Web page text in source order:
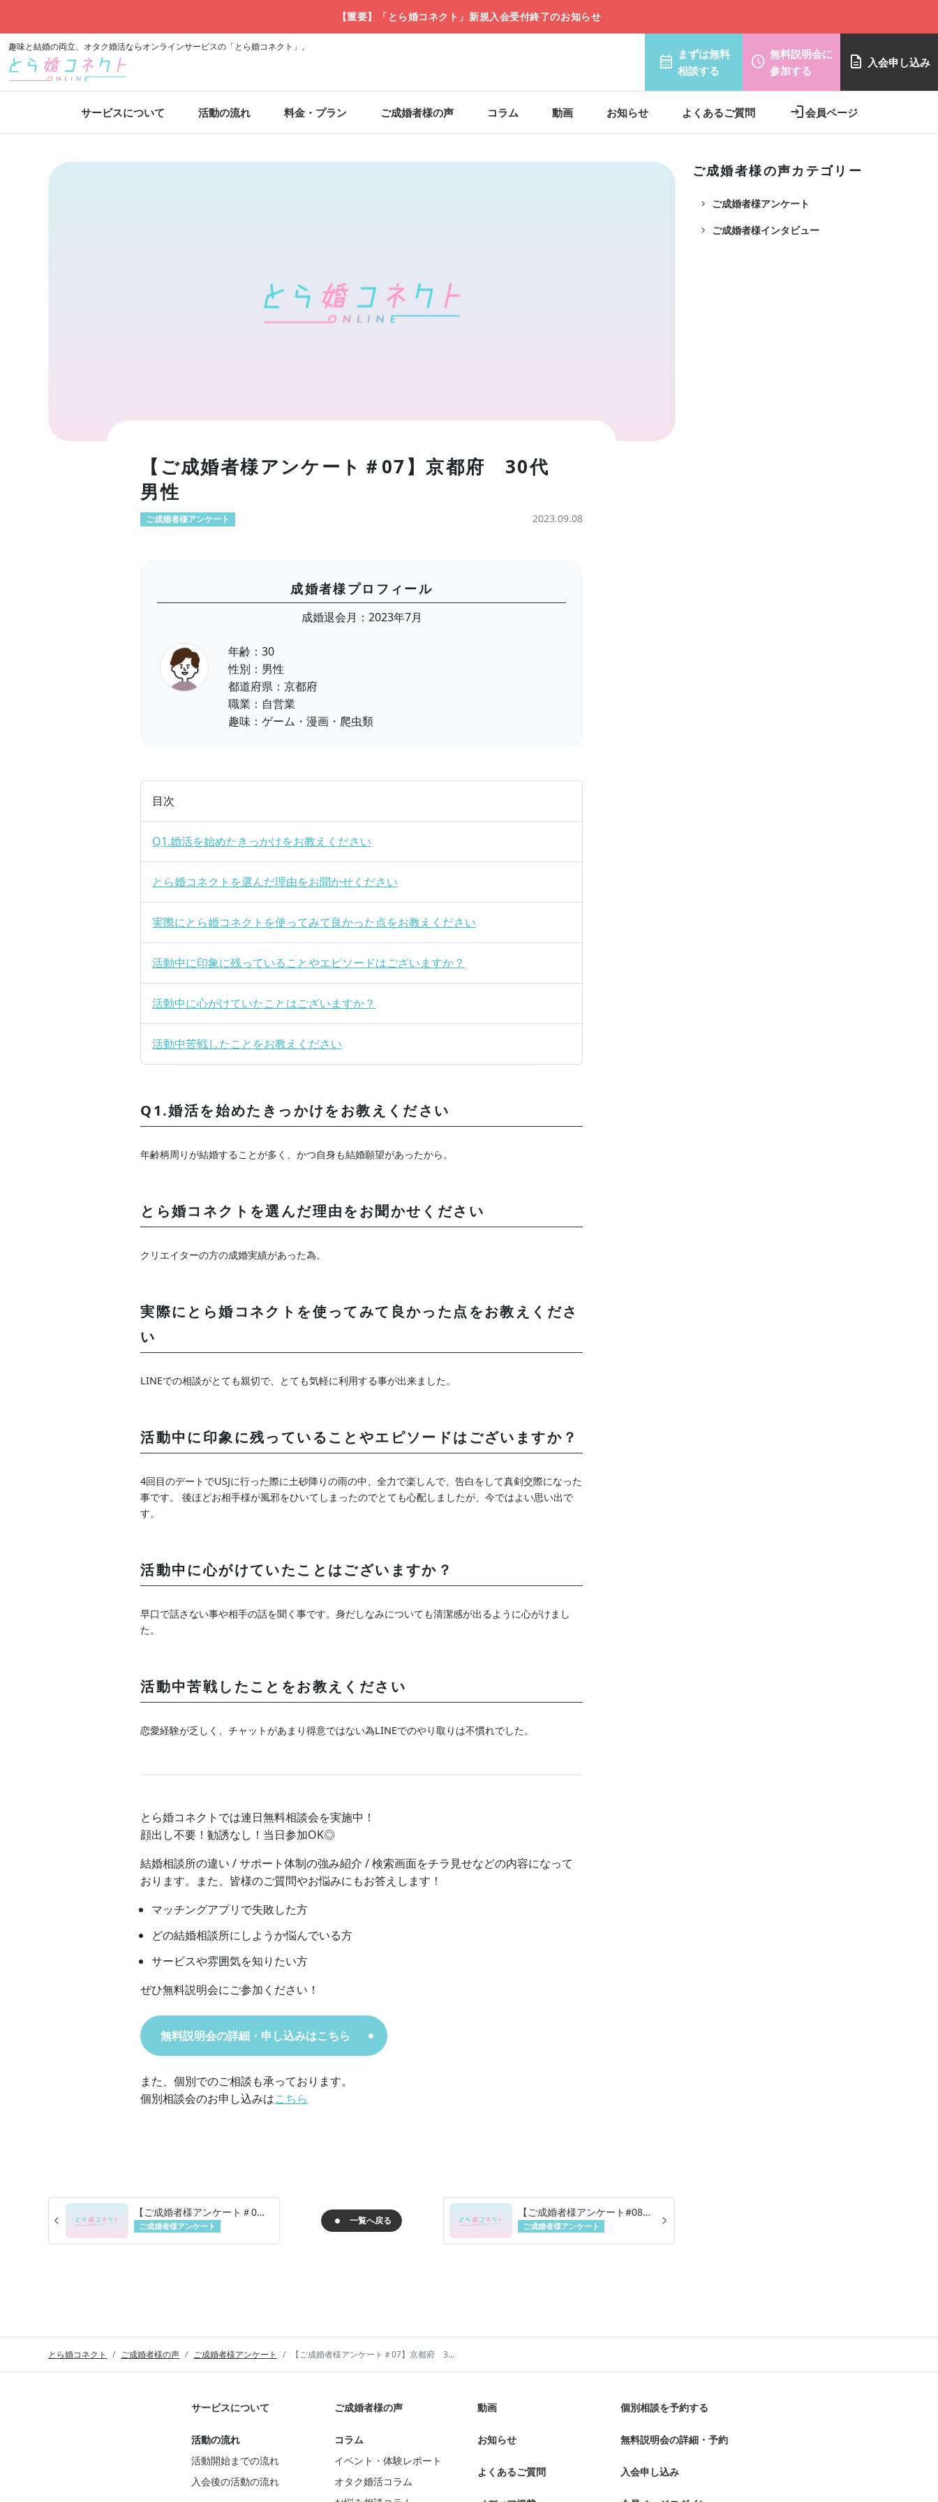
【重要】「とら婚コネクト」新規入会受付終了のお知らせ
趣味と結婚の両立、オタク婚活ならオンラインサービスの「とら婚コネクト」。
calendar_month まずは無料
相談する
schedule 無料説明会に
参加する
description 入会申し込み
サービスについて 活動の流れ 料金・プラン ご成婚者様の声 コラム 動画 お知らせ よくあるご質問 login会員ページ
【ご成婚者様アンケート＃07】京都府 30代
男性
ご成婚者様アンケート 2023.09.08
成婚者様プロフィール
成婚退会月：2023年7月
年齢：30
性別：男性
都道府県：京都府
職業：自営業
趣味：ゲーム・漫画・爬虫類
目次
Q1.婚活を始めたきっかけをお教えください
とら婚コネクトを選んだ理由をお聞かせください
実際にとら婚コネクトを使ってみて良かった点をお教えください
活動中に印象に残っていることやエピソードはございますか？
活動中に心がけていたことはございますか？
活動中苦戦したことをお教えください
Q1.婚活を始めたきっかけをお教えください
年齢柄周りが結婚することが多く、かつ自身も結婚願望があったから。
とら婚コネクトを選んだ理由をお聞かせください
クリエイターの方の成婚実績があった為。
実際にとら婚コネクトを使ってみて良かった点をお教えくださ
い
LINEでの相談がとても親切で、とても気軽に利用する事が出来ました。
活動中に印象に残っていることやエピソードはございますか？
4回目のデートでUSJに行った際に土砂降りの雨の中、全力で楽しんで、告白をして真剣交際になった
事です。 後ほどお相手様が風邪をひいてしまったのでとても心配しましたが、今ではよい思い出で
す。
活動中に心がけていたことはございますか？
早口で話さない事や相手の話を聞く事です。身だしなみについても清潔感が出るように心がけまし
た。
活動中苦戦したことをお教えください
恋愛経験が乏しく、チャットがあまり得意ではない為LINEでのやり取りは不慣れでした。
とら婚コネクトでは連日無料相談会を実施中！
顔出し不要！勧誘なし！当日参加OK◎
結婚相談所の違い / サポート体制の強み紹介 / 検索画面をチラ見せなどの内容になって
おります。また、皆様のご質問やお悩みにもお答えします！
マッチングアプリで失敗した方
どの結婚相談所にしようか悩んでいる方
サービスや雰囲気を知りたい方
ぜひ無料説明会にご参加ください！
無料説明会の詳細・申し込みはこちら
また、個別でのご相談も承っております。
個別相談会のお申し込みはこちら
arrow_back_ios
【ご成婚者様アンケート＃06】東京都 30代 男性
ご成婚者様アンケート 一覧へ戻る
【ご成婚者様アンケート#08】大阪府 30代男性
ご成婚者様アンケート
arrow_forward_ios
ご成婚者様の声カテゴリー
navigate_next ご成婚者様アンケート
navigate_next ご成婚者様インタビュー
とら婚コネクト ご成婚者様の声 ご成婚者様アンケート 【ご成婚者様アンケート＃07】京都府 3...
サービスについて
活動の流れ
活動開始までの流れ
入会後の活動の流れ
ご成婚者様の声
コラム
イベント・体験レポート
オタク婚活コラム
動画
お知らせ
よくあるご質問
個別相談を予約する
無料説明会の詳細・予約
入会申し込み